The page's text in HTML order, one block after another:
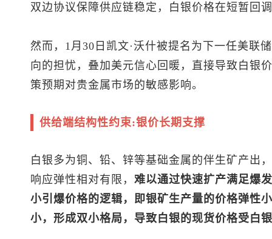
双边协议保障供应链稳定，白银价格在短暂回
然而，1月30日凯文·沃什被提名为下一任美联
向的担忧，叠加美元信心回暖，直接导致白银
策预期对贵金属市场的敏感影响。
供给端结构性约束:银价长期支撑
白银多为铜、铅、锌等基础金属的伴生矿产出
响应弹性相对有限， 难以通过快速扩产满足爆
小引爆价格的逻辑，即银矿生产量的价格弹性
小，形成双小格局，导致白银的现货价格受白